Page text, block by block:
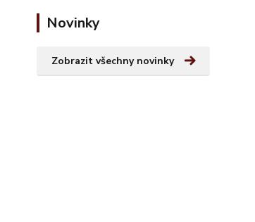
Novinky
Zobrazit všechny novinky